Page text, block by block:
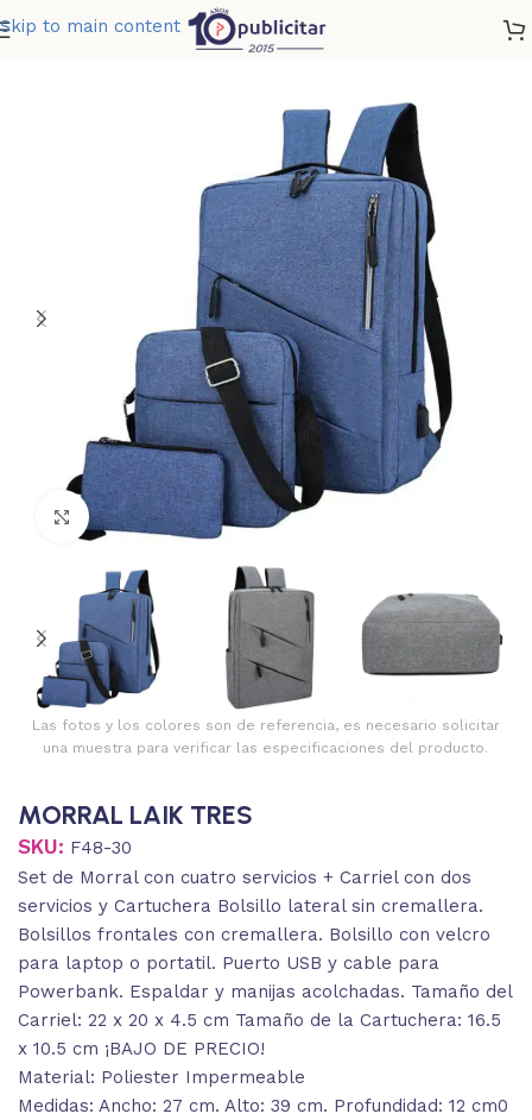
Skip to main content
MORRAL LAIK TRES
Clic para ampliar
Las fotos y los colores son de referencia, es necesario solicitar
una muestra para verificar las especificaciones del producto.
MORRAL LAIK TRES
SKU: F48-30
Set de Morral con cuatro servicios + Carriel con dos
servicios y Cartuchera Bolsillo lateral sin cremallera.
Bolsillos frontales con cremallera. Bolsillo con velcro
para laptop o portatil. Puerto USB y cable para
Powerbank. Espaldar y manijas acolchadas. Tamaño del
Carriel: 22 x 20 x 4.5 cm Tamaño de la Cartuchera: 16.5
x 10.5 cm ¡BAJO DE PRECIO!
Material: Poliester Impermeable
Medidas: Ancho: 27 cm. Alto: 39 cm. Profundidad: 12 cm0